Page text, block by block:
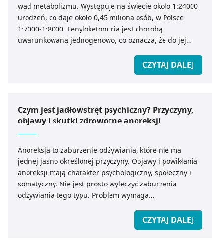
wad metabolizmu. Występuje na świecie około 1:24000
urodzeń, co daje około 0,45 miliona osób, w Polsce
1:7000-1:8000. Fenyloketonuria jest chorobą
uwarunkowaną jednogenowo, co oznacza, że do jej
genu. Jest to gen hydroksylazy fenyloalaniny (PAH),
znajdujący się na chromosomie 12. Każdy człowiek
tego samego genu – jedną od matki, drugą od ojca.
CZYTAJ DALEJ
Czym jest jadłowstręt psychiczny? Przyczyny,
objawy i skutki zdrowotne anoreksji
Anoreksja to zaburzenie odżywiania, które nie ma
jednej jasno określonej przyczyny. Objawy i powikłania
anoreksji mają charakter psychologiczny, społeczny i
somatyczny. Nie jest prosto wyleczyć zaburzenia
odżywiania tego typu. Problem wymaga
normalizację masy ciała, ale również zmianę w
postrzeganiu swojego wyglądu. Dlatego też osoby z
CZYTAJ DALEJ